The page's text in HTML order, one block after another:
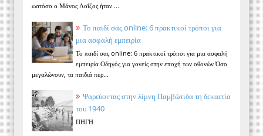
ωστόσο ο Μάνος Λοΐζος ήταν ...
Το παιδί σας online: 6 πρακτικοί τρόποι για
μια ασφαλή εμπειρία
Το παιδί σας online: 6 πρακτικοί τρόποι για μια ασφαλή
εμπειρία Οδηγός για γονείς στην εποχή των οθονών Όσο
μεγαλώνουν, τα παιδιά περ...
Ψαρεύοντας στην λίμνη Παμβώτιδα τη δεκαετία
του 1940
ΠΗΓΗ